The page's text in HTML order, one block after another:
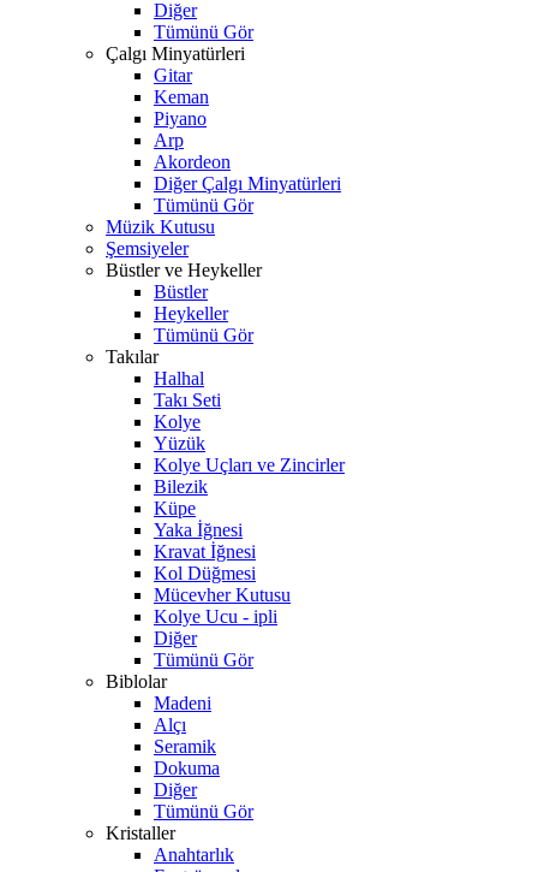
Diğer
Tümünü Gör
Çalgı Minyatürleri
Gitar
Keman
Piyano
Arp
Akordeon
Diğer Çalgı Minyatürleri
Tümünü Gör
Müzik Kutusu
Şemsiyeler
Büstler ve Heykeller
Büstler
Heykeller
Tümünü Gör
Takılar
Halhal
Takı Seti
Kolye
Yüzük
Kolye Uçları ve Zincirler
Bilezik
Küpe
Yaka İğnesi
Kravat İğnesi
Kol Düğmesi
Mücevher Kutusu
Kolye Ucu - ipli
Diğer
Tümünü Gör
Biblolar
Madeni
Alçı
Seramik
Dokuma
Diğer
Tümünü Gör
Kristaller
Anahtarlık